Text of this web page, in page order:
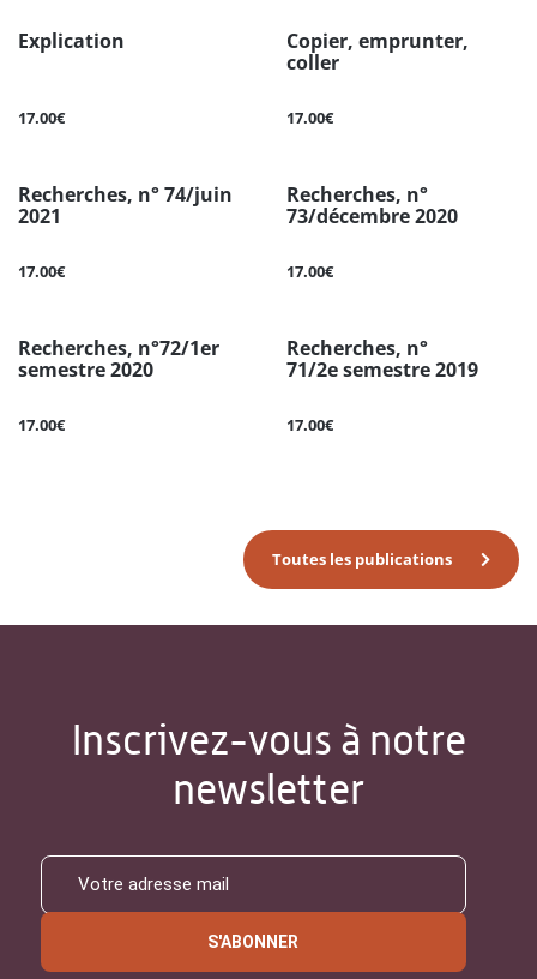
Explication
17.00€
Copier, emprunter,
coller
17.00€
Recherches, n° 74/juin
2021
17.00€
Recherches, n°
73/décembre 2020
17.00€
Recherches, n°72/1er
semestre 2020
17.00€
Recherches, n°
71/2e semestre 2019
17.00€
Toutes les publications
Inscrivez-vous à notre
newsletter
S'ABONNER